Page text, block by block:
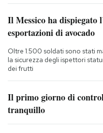
Il Messico ha dispiegato
esportazioni di avocado
Oltre 1.500 soldati sono stati
la sicurezza degli ispettori
dei frutti
Il primo giorno di
tranquillo